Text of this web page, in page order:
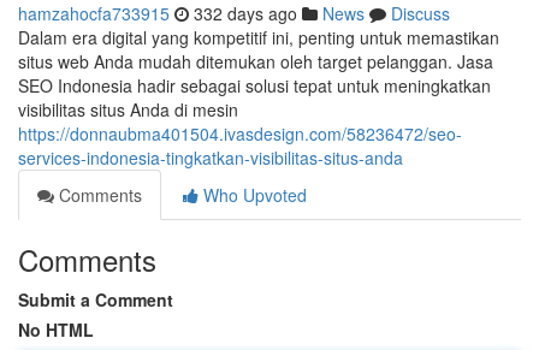
hamzahocfa733915 332 days ago News
Discuss
Dalam era digital yang kompetitif ini, penting untuk memastikan
situs web Anda mudah ditemukan oleh target pelanggan. Jasa
SEO Indonesia hadir sebagai solusi tepat untuk meningkatkan
visibilitas situs Anda di mesin
https://donnaubma401504.ivasdesign.com/58236472/seo-
services-indonesia-tingkatkan-visibilitas-situs-anda
Comments
Who Upvoted
Comments
Submit a Comment
No HTML